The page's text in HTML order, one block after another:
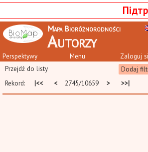
Mapa Bioróżnorodności
Autorzy
Perspektywy Zaloguj
Menu
Dodaj
Przejdź do listy
Rekord:
|<< < 2745/10659 > >>|